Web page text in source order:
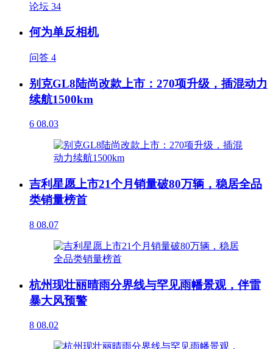
论坛 34
何为单反相机
问答 4
别克GL8陆尚改款上市：270项升级，插混动力
续航1500km
6 08.03
吉利星愿上市21个月销量破80万辆，稳居全品
类销量榜首
8 08.07
杭州现壮丽晴雨分界线与罕见雨幡景观，伴雷
暴大风预警
8 08.02